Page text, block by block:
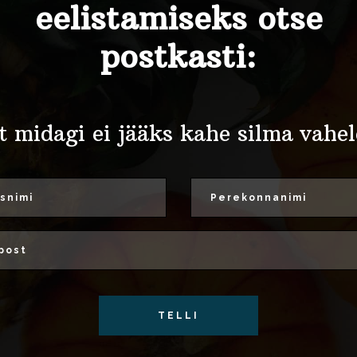
eelistamiseks otse
postkasti:
midagi ei jääks kahe silma
TELLI